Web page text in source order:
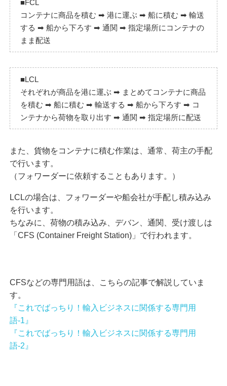
■FCL
コンテナに商品を積む ➡︎ 港に運ぶ ➡︎ 船に積む ➡︎ 輸送
する ➡︎ 船から下ろす ➡︎ 通関 ➡︎ 指定場所にコンテナの
まま配送
■LCL
それぞれが商品を港に運ぶ ➡︎ まとめてコンテナに商品
を積む ➡︎ 船に積む ➡︎ 輸送する ➡︎ 船から下ろす ➡︎ コ
ンテナから荷物を取り出す ➡︎ 通関 ➡︎ 指定場所に配送
また、貨物をコンテナに積む作業は、通常、荷主の手配
で行います。
（フォワーダーに依頼することもあります。）
LCLの場合は、フォワーダーや船会社が手配し積み込み
を行います。
ちなみに、荷物の積み込み、デバン、通関、受け渡しは
「CFS (Container Freight Station)」で行われます。
CFSなどの専門用語は、こちらの記事で解説していま
す。
『これでばっちり！輸入ビジネスに関係する専門用
語-1』
『これでばっちり！輸入ビジネスに関係する専門用
語-2』